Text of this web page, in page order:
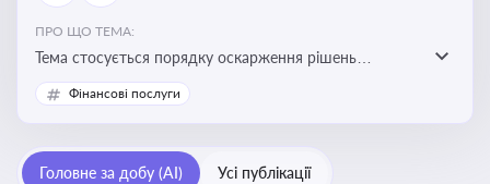
ПРО ЩО ТЕМА:
Тема стосується порядку оскарження рішень
податкових органів, що виникають внаслідок
податкових перевірок, та механізмів захисту прав
Фінансові послуги
Головне за добу (AI) Усі публікації